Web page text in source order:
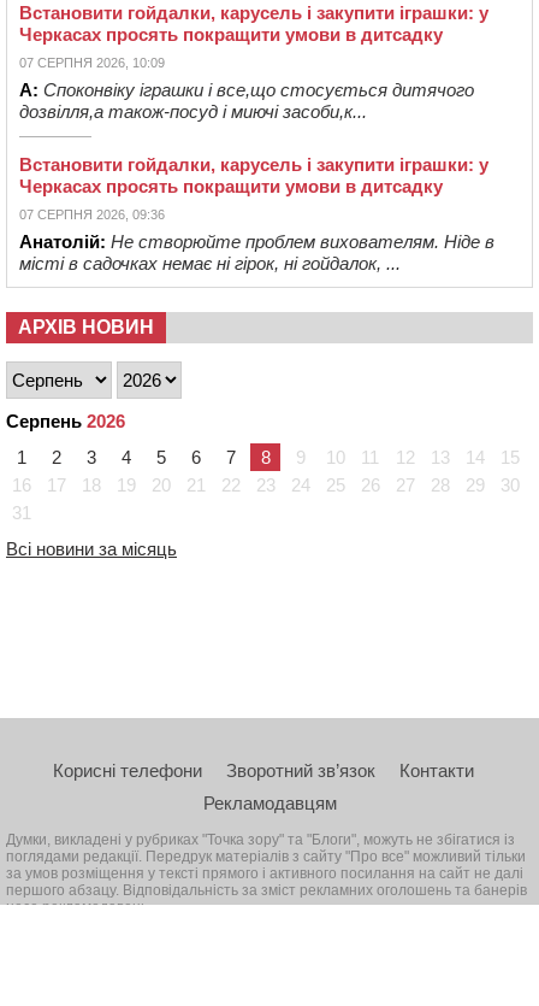
Встановити гойдалки, карусель і закупити іграшки: у
Черкасах просять покращити умови в дитсадку
07 СЕРПНЯ 2026, 10:09
А: Споконвіку іграшки і все,що стосується дитячого
дозвілля,а також-посуд і миючі засоби,к...
Встановити гойдалки, карусель і закупити іграшки: у
Черкасах просять покращити умови в дитсадку
07 СЕРПНЯ 2026, 09:36
Анатолій: Не створюйте проблем вихователям. Ніде в
місті в садочках немає ні гірок, ні гойдалок, ...
АРХІВ НОВИН
Серпень 2026
1
2 3 4 5 6 7 8 9 10 11 12 13 14
15
16
17 18 19 20 21 22 23 24 25 26 27 28 29
30
31
Всі новини за місяць
Корисні телефони Зворотний зв’язок
Контакти
Рекламодавцям
Думки, викладені у рубриках "Точка зору" та "Блоги", можуть не збігатися із
поглядами редакції. Передрук матеріалів з сайту "Про все" можливий тільки
за умов розміщення у тексті прямого і активного посилання на сайт не далі
першого абзацу. Відповідальність за зміст рекламних оголошень та банерів
несе рекламодавець